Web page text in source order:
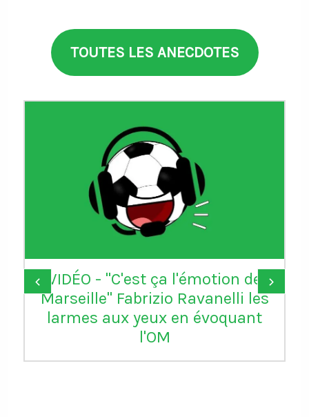
TOUTES LES ANECDOTES
VIDÉO - "C'est ça l'émotion de
Marseille" Fabrizio Ravanelli les
larmes aux yeux en évoquant
l'OM
‹ ›